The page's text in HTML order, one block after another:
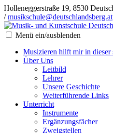
Holleneggerstraße 19, 8530
/musikschule@deutschlandsberg.at
Menü ein/ausblenden
Musizieren hilft mir in
Über Uns
Leitbild
Lehrer
Unsere Geschichte
Weiterführende Links
Unterricht
Instrumente
Ergänzungsfächer
Zweigstellen